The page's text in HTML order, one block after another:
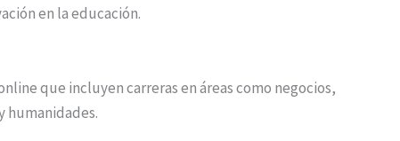
en la educación.
que incluyen carreras en áreas como negocios,
humanidades.